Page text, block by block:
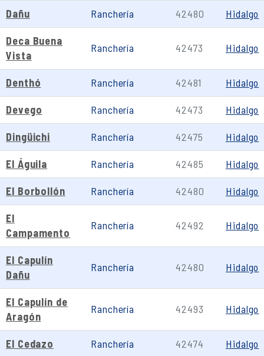
Dañu Ranchería 42480 Hidalgo
Deca Buena
Vista
Ranchería 42473 Hidalgo
Denthó Ranchería 42481 Hidalgo
Devego Ranchería 42473 Hidalgo
Dingüichi Ranchería 42475 Hidalgo
El Águila Ranchería 42485 Hidalgo
El Borbollón Ranchería 42480 Hidalgo
El
Campamento
Ranchería 42492 Hidalgo
El Capulín
Dañu
Ranchería 42480 Hidalgo
El Capulín de
Aragón
Ranchería 42493 Hidalgo
El Cedazo Ranchería 42474 Hidalgo